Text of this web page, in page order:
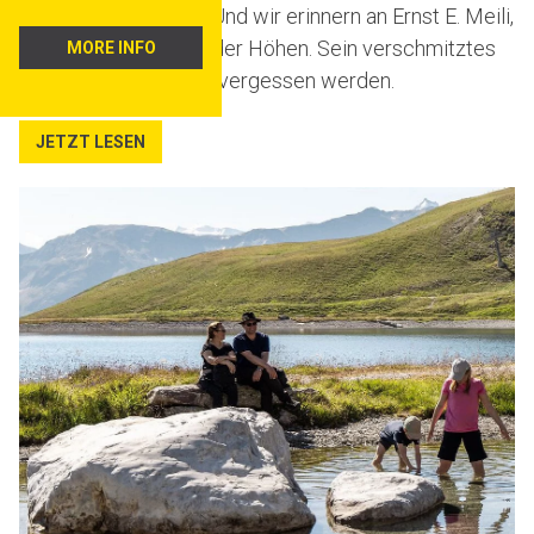
Charme zu verlieren. Und wir erinnern an Ernst E. Meili,
einen stillen Visionär der Höhen. Sein verschmitztes
Lächeln wird niemals vergessen werden.
JETZT LESEN
MORE INFO